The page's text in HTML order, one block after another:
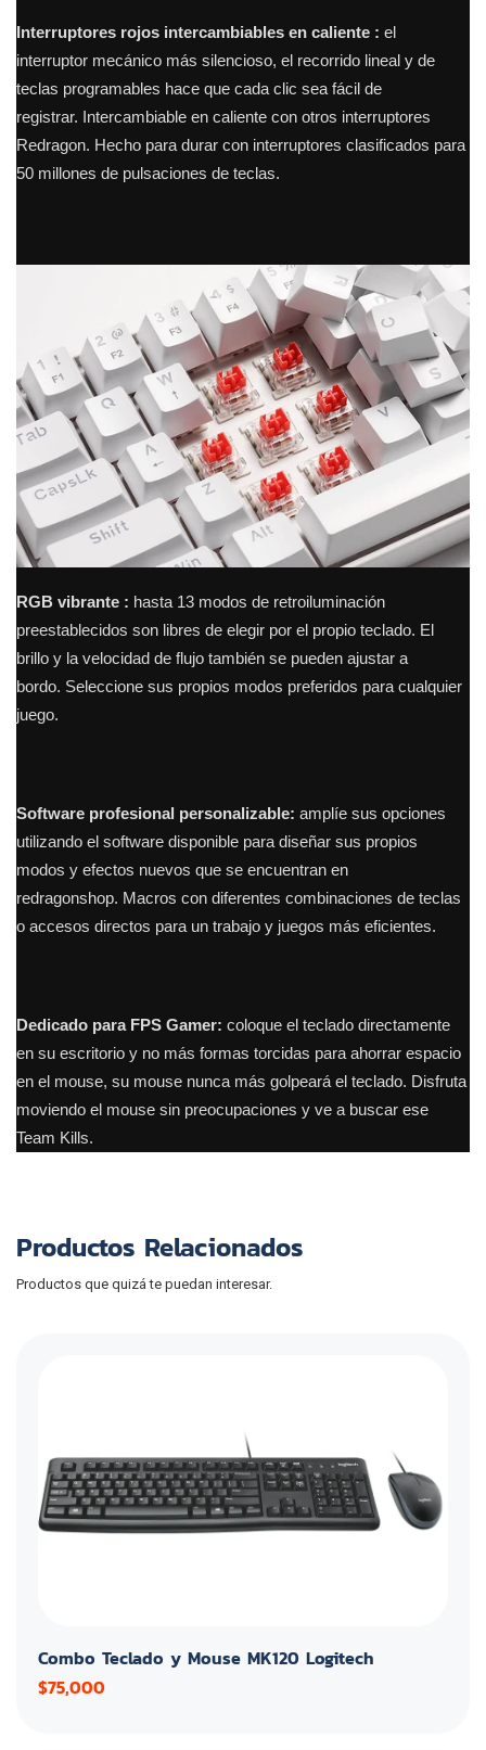
Interruptores rojos intercambiables en caliente : el
interruptor mecánico más silencioso, el recorrido lineal y de
teclas programables hace que cada clic sea fácil de
registrar. Intercambiable en caliente con otros interruptores
Redragon. Hecho para durar con interruptores clasificados para
50 millones de pulsaciones de teclas.
RGB vibrante : hasta 13 modos de retroiluminación
preestablecidos son libres de elegir por el propio teclado. El
brillo y la velocidad de flujo también se pueden ajustar a
bordo. Seleccione sus propios modos preferidos para cualquier
juego.
Software profesional personalizable: amplíe sus opciones
utilizando el software disponible para diseñar sus propios
modos y efectos nuevos que se encuentran en
redragonshop. Macros con diferentes combinaciones de teclas
o accesos directos para un trabajo y juegos más eficientes.
Dedicado para FPS Gamer: coloque el teclado directamente
en su escritorio y no más formas torcidas para ahorrar espacio
en el mouse, su mouse nunca más golpeará el teclado. Disfruta
moviendo el mouse sin preocupaciones y ve a buscar ese
Team Kills.
Productos Relacionados
Productos que quizá te puedan interesar.
Combo Teclado y Mouse MK120 Logitech
$75,000